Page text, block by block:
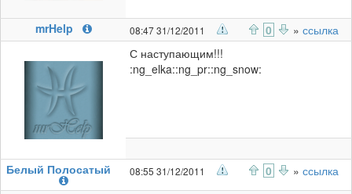
mrHelp 08:47 31/12/2011 0 » ссылка
С наступающим!!!
:ng_elka::ng_pr::ng_snow:
Белый Полосатый 08:55 31/12/2011 0 » ссылка